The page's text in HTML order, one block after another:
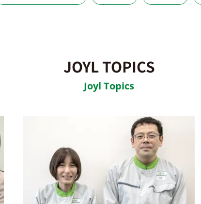
JOYL TOPICS
Joyl Topics